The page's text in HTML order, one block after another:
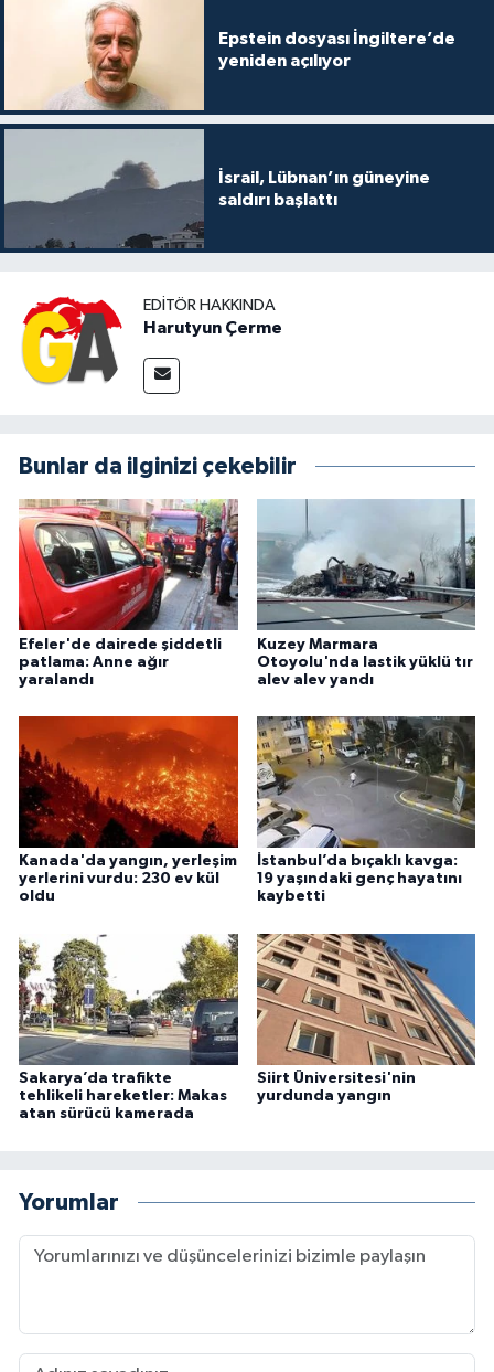
Epstein dosyası İngiltere’de
yeniden açılıyor
İsrail, Lübnan’ın güneyine
saldırı başlattı
EDITÖR HAKKINDA
Harutyun Çerme
Bunlar da ilginizi çekebilir
Efeler'de dairede şiddetli
patlama: Anne ağır
yaralandı
Kuzey Marmara
Otoyolu'nda lastik yüklü tır
alev alev yandı
Kanada'da yangın, yerleşim
yerlerini vurdu: 230 ev kül
oldu
İstanbul’da bıçaklı kavga:
19 yaşındaki genç hayatını
kaybetti
Sakarya’da trafikte
tehlikeli hareketler: Makas
atan sürücü kamerada
Siirt Üniversitesi'nin
yurdunda yangın
Yorumlar